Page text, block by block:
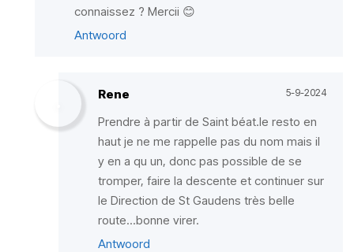
connaissez ? Mercii 😊
Antwoord
Rene 5-9-2024
Prendre à partir de Saint béat.le resto en
haut je ne me rappelle pas du nom mais il
y en a qu un, donc pas possible de se
tromper, faire la descente et continuer sur
le Direction de St Gaudens très belle
route...bonne virer.
Antwoord